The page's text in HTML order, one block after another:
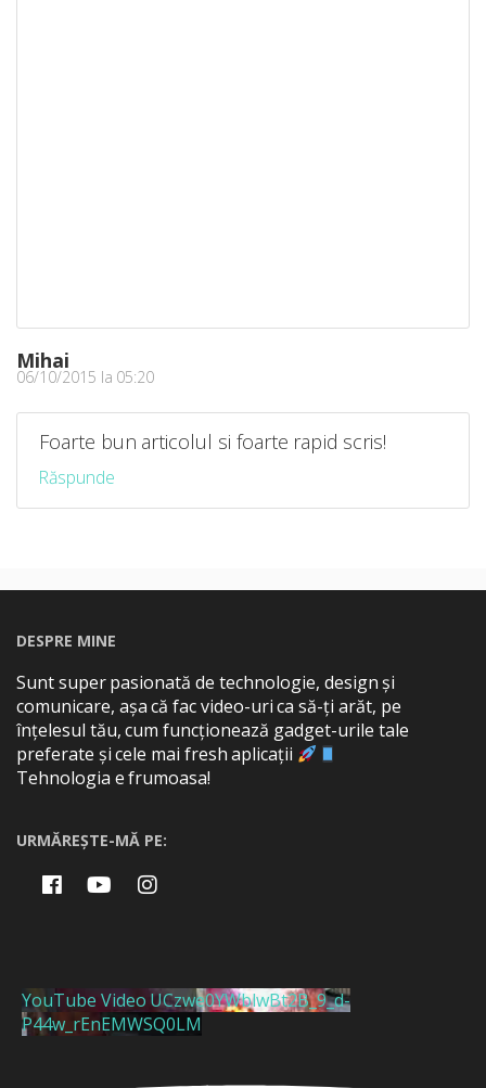
Mihai
06/10/2015 la 05:20
Foarte bun articolul si foarte rapid scris!
Răspunde
DESPRE MINE
Sunt super pasionată de technologie, design și
comunicare, așa că fac video-uri ca să-ți arăt, pe
înțelesul tău, cum funcționează gadget-urile tale
preferate și cele mai fresh aplicații
Tehnologia e frumoasa!
URMĂREȘTE-MĂ PE:
YouTube Video UCzwe0YWblwBt2B_9_d-
P44w_rEnEMWSQ0LM